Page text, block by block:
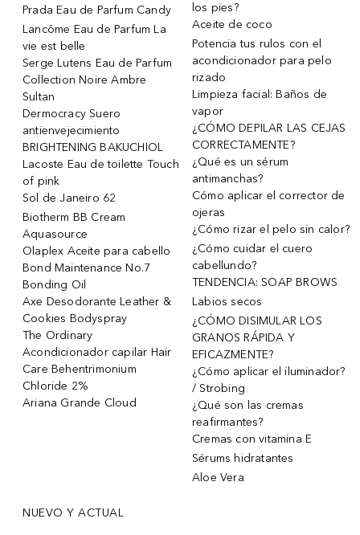
Prada Eau de Parfum Candy
Lancôme Eau de Parfum La
vie est belle
Serge Lutens Eau de Parfum
Collection Noire Ambre
Sultan
Dermocracy Suero
antienvejecimiento
BRIGHTENING BAKUCHIOL
Lacoste Eau de toilette Touch
of pink
Sol de Janeiro 62
Biotherm BB Cream
Aquasource
Olaplex Aceite para cabello
Bond Maintenance No.7
Bonding Oil
Axe Desodorante Leather &
Cookies Bodyspray
The Ordinary
Acondicionador capilar Hair
Care Behentrimonium
Chloride 2%
Ariana Grande Cloud
los pies?
Aceite de coco
Potencia tus rulos con el
acondicionador para pelo
rizado
Limpieza facial: Baños de
vapor
¿CÓMO DEPILAR LAS CEJAS
CORRECTAMENTE?
¿Qué es un sérum
antimanchas?
Cómo aplicar el corrector de
ojeras
¿Cómo rizar el pelo sin calor?
¿Cómo cuidar el cuero
cabellundo?
TENDENCIA: SOAP BROWS
Labios secos
¿CÓMO DISIMULAR LOS
GRANOS RÁPIDA Y
EFICAZMENTE?
¿Cómo aplicar el iluminador?
/ Strobing
¿Qué son las cremas
reafirmantes?
Cremas con vitamina E
Sérums hidratantes
Aloe Vera
NUEVO Y ACTUAL